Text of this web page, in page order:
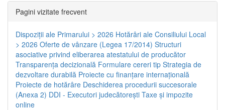
Pagini vizitate frecvent
Dispoziţii ale Primarului > 2026 Hotărâri ale Consiliului Local
> 2026 Oferte de vânzare (Legea 17/2014) Structuri
asociative privind eliberarea atestatului de producător
Transparenţa decizională Formulare cereri tip Strategia de
dezvoltare durabilă Proiecte cu finanţare internaţională
Proiecte de hotărâre Deschiderea procedurii succesorale
(Anexa 2) DDI - Executori judecătorești Taxe şi impozite
online